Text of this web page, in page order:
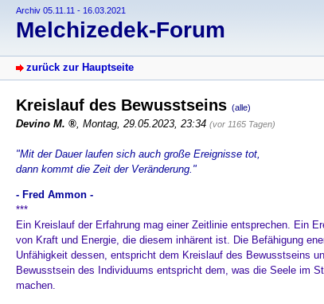
Archiv 05.11.11 - 16.03.2021
Melchizedek-Forum
zurück zur Hauptseite
Kreislauf des Bewusstseins (alle)
Devino M. , Montag, 29.05.2023, 23:34 (vor 1165 Tagen)
"Mit der Dauer laufen sich auch große Ereignisse tot,
dann kommt die Zeit der Veränderung."
- Fred Ammon -
***
Ein Kreislauf der Erfahrung mag einer Zeitlinie entsprechen. Ein
von Kraft und Energie, die diesem inhärent ist. Die Befähigung
Unfähigkeit dessen, entspricht dem Kreislauf des Bewusstseins
Bewusstsein des Individuums entspricht dem, was die Seele im
machen.